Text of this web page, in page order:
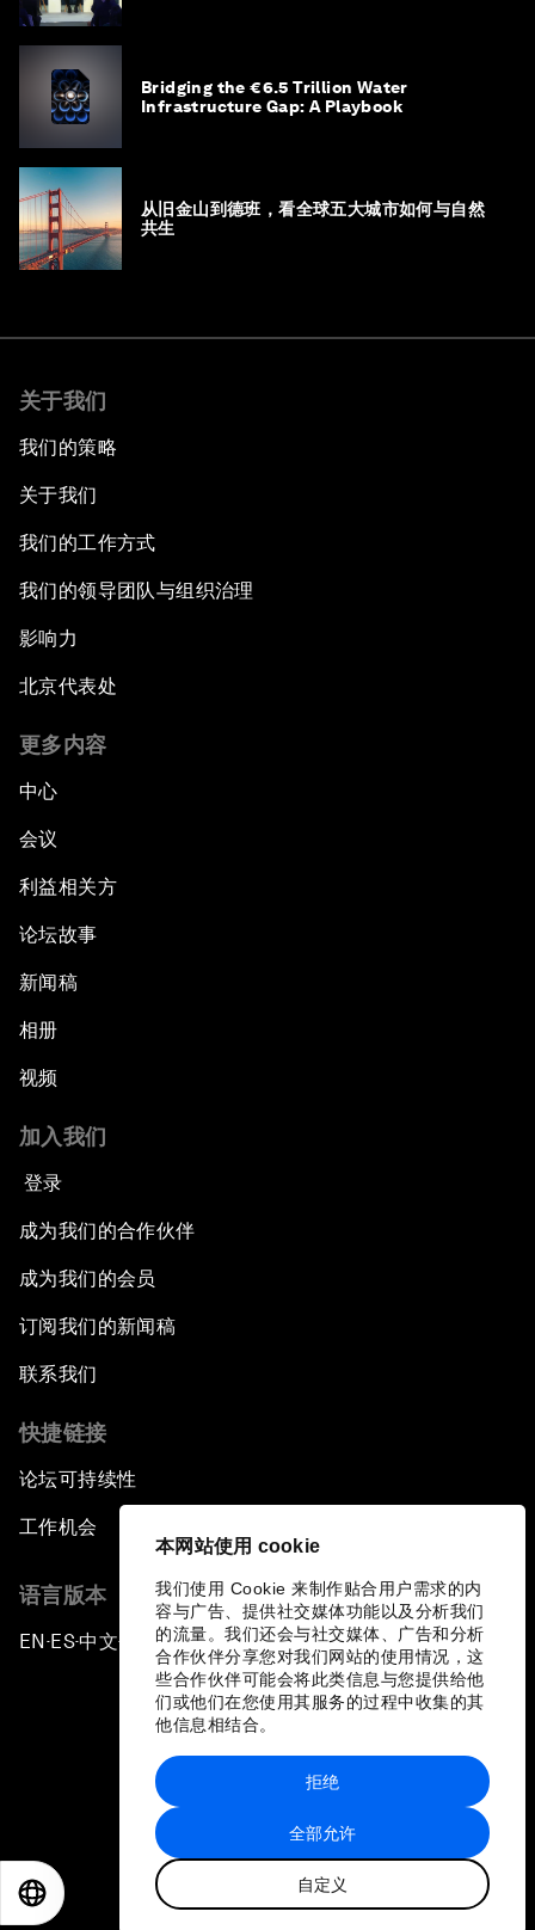
本网站使用 cookie
我们使用 Cookie 来制作贴合用户需求的内
容与广告、提供社交媒体功能以及分析我们
的流量。我们还会与社交媒体、广告和分析
合作伙伴分享您对我们网站的使用情况，这
些合作伙伴可能会将此类信息与您提供给他
们或他们在您使用其服务的过程中收集的其
他信息相结合。
全部允许
自定义
拒绝
Bridging the €6.5 Trillion Water
Infrastructure Gap: A Playbook
从旧金山到德班，看全球五大城市如何与自然
共生
关于我们
我们的策略
关于我们
我们的工作方式
我们的领导团队与组织治理
影响力
北京代表处
更多内容
中心
会议
利益相关方
论坛故事
新闻稿
相册
视频
加入我们
登录
成为我们的合作伙伴
成为我们的会员
订阅我们的新闻稿
联系我们
快捷链接
论坛可持续性
工作机会
语言版本
EN ▪ ES▪中文▪ 日本語
站点地图
世界经济论坛